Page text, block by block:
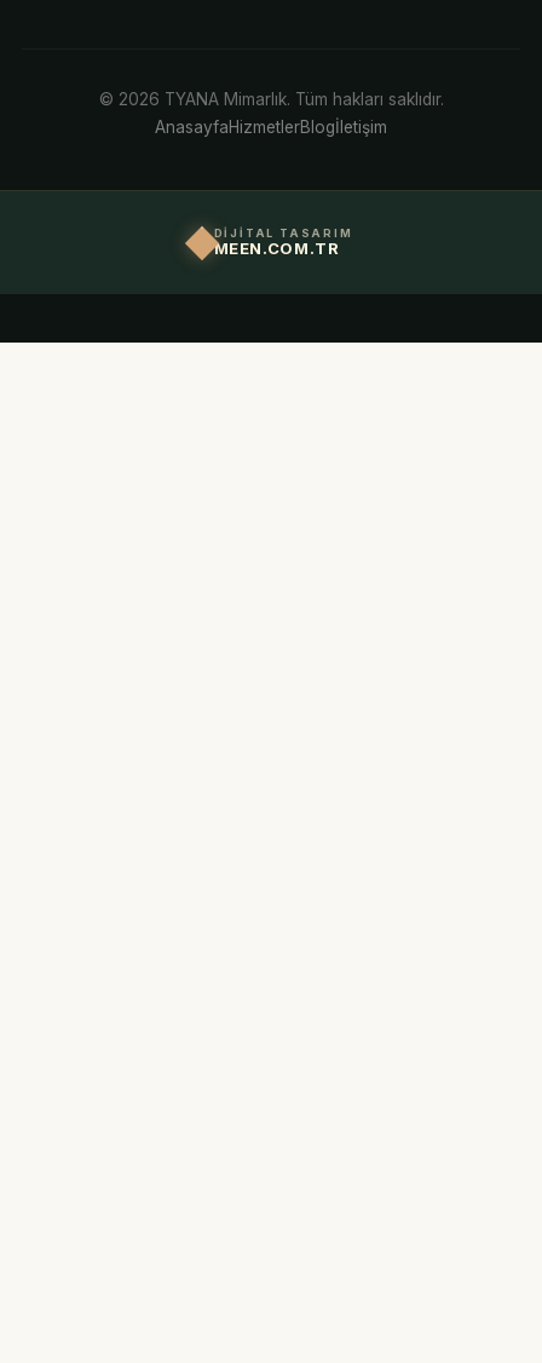
© 2026 TYANA Mimarlık. Tüm hakları saklıdır.
AnasayfaHizmetlerBlogİletişim
DİJİTAL TASARIM
MEEN.COM.TR